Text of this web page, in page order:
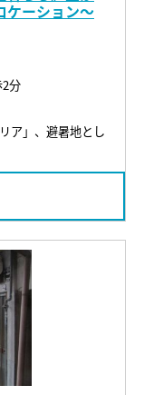
ケーション～
分
ア」、避暑地とし